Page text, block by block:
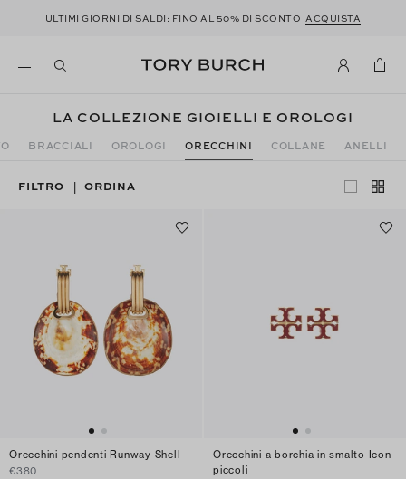
ULTIMI GIORNI DI SALDI: FINO AL 50% DI SCONTO ACQUISTA
LA COLLEZIONE GIOIELLI E OROLOGI
BRACCIALI OROLOGI ORECCHINI COLLANE ANELLI
FILTRO | ORDINA
Orecchini pendenti Runway Shell
€380
Orecchini a borchia in smalto Icon
piccoli